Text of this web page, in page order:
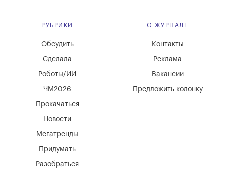
РУБРИКИ
Мегатренды
Придумать
Разобраться
Новости
Обсудить
Сделала
Роботы/ИИ
ЧМ2026
Прокачаться
О ЖУРНАЛЕ
Вакансии
Реклама
Контакты
Предложить колонку